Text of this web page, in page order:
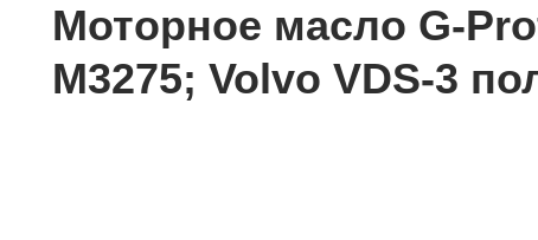
Моторное масло G-
M3275; Volvo VDS-3